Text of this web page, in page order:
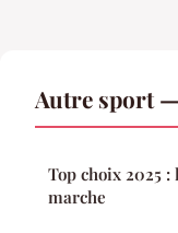
Autre sport
Top choix 2025
marche